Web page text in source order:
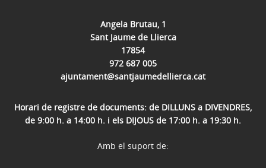
Angela Brutau, 1
Sant Jaume de Llierca
17854
972 687 005
ajuntament@santjaumedellierca.cat
Horari de registre de documents: de DILLUNS a DIVENDRES,
de 9:00 h. a 14:00 h. i els DIJOUS de 17:00 h. a 19:30 h.
Amb el suport de: